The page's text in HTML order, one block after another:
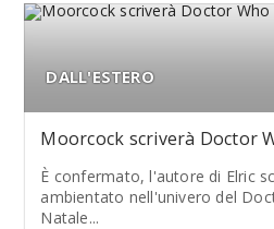
DALL'ESTERO
Moorcock scriverà Doctor
È confermato, l'autore di Elric
ambientato nell'univero del
Natale...